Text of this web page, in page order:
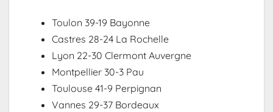
Toulon 39-19 Bayonne
Castres 28-24 La Rochelle
Lyon 22-30 Clermont Auvergne
Montpellier 30-3 Pau
Toulouse 41-9 Perpignan
Vannes 29-37 Bordeaux